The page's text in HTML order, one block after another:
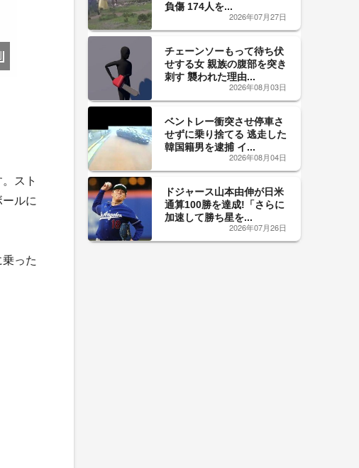
スト
ルに
った
負傷 174人を...
2026年07月27日
チェーンソーもって待ち伏
せする女 親族の腹部を突き
刺す 襲われた理由...
2026年08月03日
ベントレー衝突させ停車さ
せずに乗り捨てる 逃走した
韓国籍男を逮捕 イ...
2026年08月04日
ドジャース山本由伸が日米
通算100勝を達成!「さらに
加速して勝ち星を...
2026年07月26日